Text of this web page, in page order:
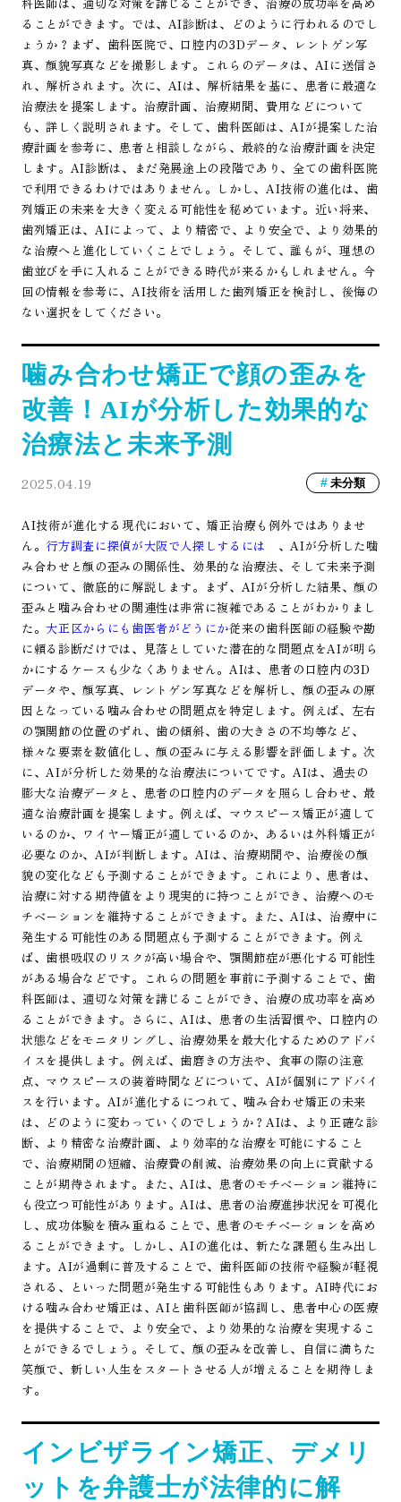
ることができます。では、AI診断は、どのように行われるのでし
ょうか？まず、歯科医院で、口腔内の3Dデータ、レントゲン写
真、顔貌写真などを撮影します。これらのデータは、AIに送信さ
れ、解析されます。次に、AIは、解析結果を基に、患者に最適な
治療法を提案します。治療計画、治療期間、費用などについて
も、詳しく説明されます。そして、歯科医師は、AIが提案した治
療計画を参考に、患者と相談しながら、最終的な治療計画を決定
します。AI診断は、まだ発展途上の段階であり、全ての歯科医院
で利用できるわけではありません。しかし、AI技術の進化は、歯
列矯正の未来を大きく変える可能性を秘めています。近い将来、
歯列矯正は、AIによって、より精密で、より安全で、より効果的
な治療へと進化していくことでしょう。そして、誰もが、理想の
歯並びを手に入れることができる時代が来るかもしれません。今
回の情報を参考に、AI技術を活用した歯列矯正を検討し、後悔の
ない選択をしてください。
噛み合わせ矯正で顔の歪みを
改善！AIが分析した効果的な
治療法と未来予測
2025.04.19 未分類
AI技術が進化する現代において、矯正治療も例外ではありませ
ん。行方調査に探偵が大阪で人探しするには
、AIが分析した噛
み合わせと顔の歪みの関係性、効果的な治療法、そして未来予測
について、徹底的に解説します。まず、AIが分析した結果、顔の
歪みと噛み合わせの関連性は非常に複雑であることがわかりまし
た。大正区からにも歯医者がどうにか従来の歯科医師の経験や勘
に頼る診断だけでは、見落としていた潜在的な問題点をAIが明ら
かにするケースも少なくありません。AIは、患者の口腔内の3D
データや、顔写真、レントゲン写真などを解析し、顔の歪みの原
因となっている噛み合わせの問題点を特定します。例えば、左右
の顎関節の位置のずれ、歯の傾斜、歯の大きさの不均等など、
様々な要素を数値化し、顔の歪みに与える影響を評価します。次
に、AIが分析した効果的な治療法についてです。AIは、過去の
膨大な治療データと、患者の口腔内のデータを照らし合わせ、最
適な治療計画を提案します。例えば、マウスピース矯正が適して
いるのか、ワイヤー矯正が適しているのか、あるいは外科矯正が
必要なのか、AIが判断します。AIは、治療期間や、治療後の顔
貌の変化なども予測することができます。これにより、患者は、
治療に対する期待値をより現実的に持つことができ、治療へのモ
チベーションを維持することができます。また、AIは、治療中に
発生する可能性のある問題点も予測することができます。例え
ば、歯根吸収のリスクが高い場合や、顎関節症が悪化する可能性
がある場合などです。これらの問題を事前に予測することで、歯
科医師は、適切な対策を講じることができ、治療の成功率を高め
ることができます。さらに、AIは、患者の生活習慣や、口腔内の
状態などをモニタリングし、治療効果を最大化するためのアドバ
イスを提供します。例えば、歯磨きの方法や、食事の際の注意
点、マウスピースの装着時間などについて、AIが個別にアドバイ
スを行います。AIが進化するにつれて、噛み合わせ矯正の未来
は、どのように変わっていくのでしょうか？AIは、より正確な診
断、より精密な治療計画、より効率的な治療を可能にすること
で、治療期間の短縮、治療費の削減、治療効果の向上に貢献する
ことが期待されます。また、AIは、患者のモチベーション維持に
も役立つ可能性があります。AIは、患者の治療進捗状況を可視化
し、成功体験を積み重ねることで、患者のモチベーションを高め
ることができます。しかし、AIの進化は、新たな課題も生み出し
ます。AIが過剰に普及することで、歯科医師の技術や経験が軽視
される、といった問題が発生する可能性もあります。AI時代にお
ける噛み合わせ矯正は、AIと歯科医師が協調し、患者中心の医療
を提供することで、より安全で、より効果的な治療を実現するこ
とができるでしょう。そして、顔の歪みを改善し、自信に満ちた
笑顔で、新しい人生をスタートさせる人が増えることを期待しま
す。
インビザライン矯正、デメリ
ットを弁護士が法律的に解